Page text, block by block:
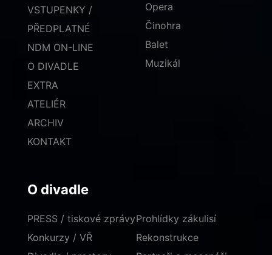
VSTUPENKY /
PŘEDPLATNÉ
NDM ON-LINE
O DIVADLE
EXTRA
ATELIÉR
ARCHIV
KONTAKT
Opera
Činohra
Balet
Muzikál
O divadle
PRESS / tiskové zprávy
Konkurzy / VŘ
Prohlídky zákulisí
Rekonstrukce